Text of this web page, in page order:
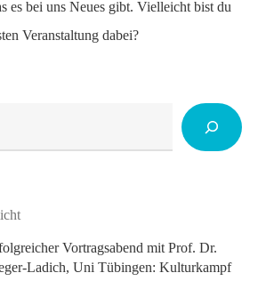
es bei uns Neues gibt. Vielleicht bist du
Veranstaltung dabei?
Vortragsabend mit Prof. Dr.
Ladich, Uni Tübingen: Kulturkampf